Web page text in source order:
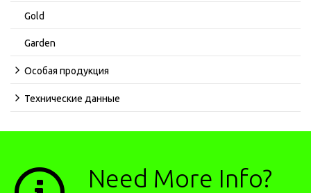
Gold
Garden
Особая продукция
Технические данные
Need More Info?